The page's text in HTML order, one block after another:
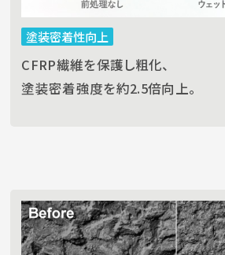
塗装密着性向上
CFRP繊維を保護し粗化、
塗装密着強度を約2.5倍向上。